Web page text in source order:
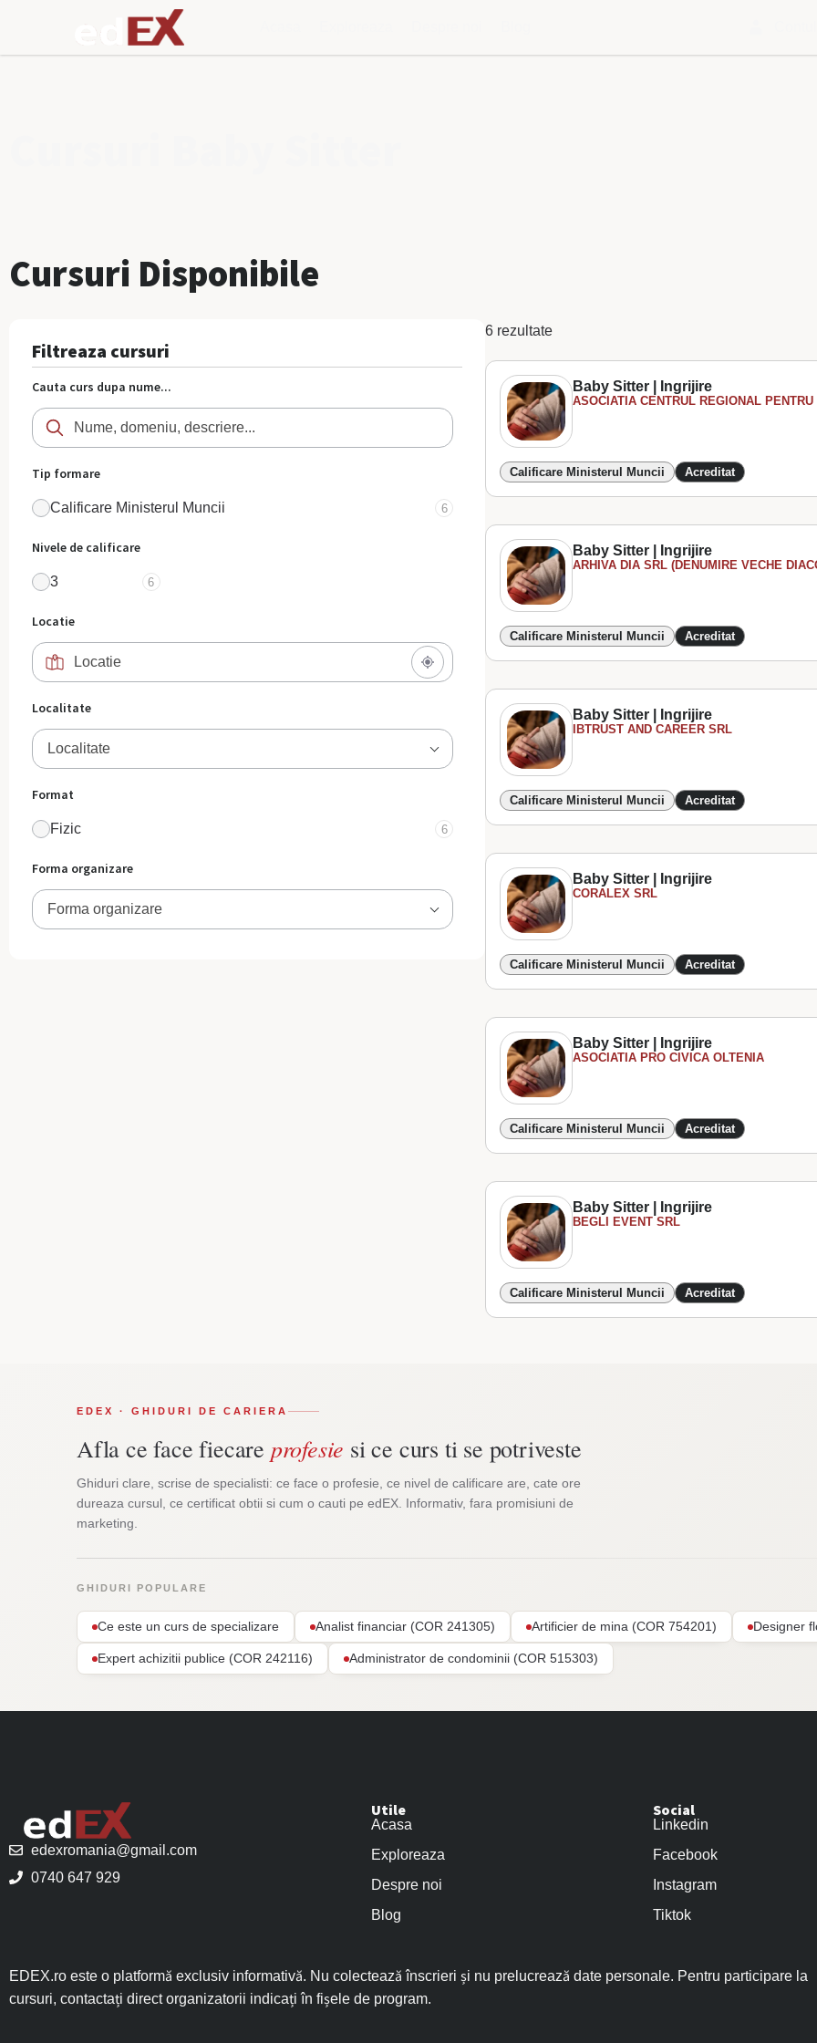
Cursuri Disponibile
Filtreaza cursuri
Cauta curs dupa nume...
Tip formare
Calificare Ministerul Muncii 6
Nivele de calificare
3 6
Locatie
Localitate
Localitate
Format
Fizic 6
Forma organizare
Forma organizare
6 rezultate
Baby Sitter | Ingrijire
ASOCIATIA CENTRUL REGIONAL PENTRU
Calificare Ministerul Muncii Acreditat
Baby Sitter | Ingrijire
ARHIVA DIA SRL (DENUMIRE VECHE
Calificare Ministerul Muncii Acreditat
Baby Sitter | Ingrijire
IBTRUST AND CAREER SRL
Calificare Ministerul Muncii Acreditat
Baby Sitter | Ingrijire
CORALEX SRL
Calificare Ministerul Muncii Acreditat
Baby Sitter | Ingrijire
ASOCIATIA PRO CIVICA OLTENIA
Calificare Ministerul Muncii Acreditat
Baby Sitter | Ingrijire
BEGLI EVENT SRL
Calificare Ministerul Muncii Acreditat
EDEX · GHIDURI DE CARIERA
Afla ce face fiecare profesie si ce curs ti se potriveste
Ghiduri clare, scrise de specialisti: ce face o profesie, ce nivel de calificare are, cate ore
dureaza cursul, ce certificat obtii si cum o cauti pe edEX. Informativ, fara promisiuni de
marketing.
GHIDURI POPULARE
Ce este un curs de specializare Analist financiar (COR 241305) Artificier de mina (COR 754201) Designer
Expert achizitii publice (COR 242116) Administrator de condominii (COR 515303)
edexromania@gmail.com
0740 647 929
Utile
Acasa
Exploreaza
Despre noi
Blog
Social
Linkedin
Facebook
Instagram
Tiktok
EDEX.ro este o platformă exclusiv informativă. Nu colectează înscrieri și nu prelucrează date personale. Pentru participare la
cursuri, contactați direct organizatorii indicați în fișele de program.